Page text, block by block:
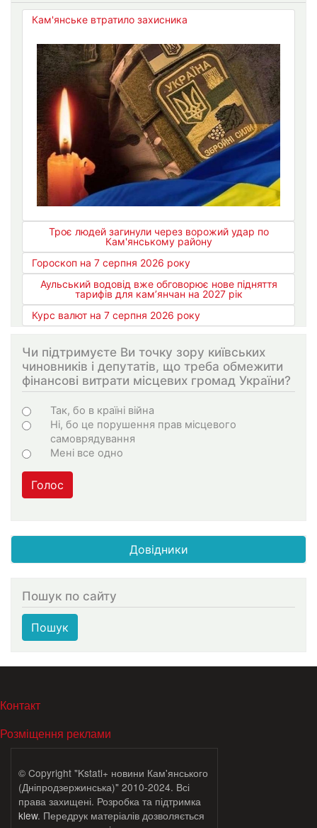
Кам'янське втратило захисника
Троє людей загинули через ворожий удар по
Кам'янському району
Гороскоп на 7 серпня 2026 року
Аульський водовід вже обговорює нове підняття
тарифів для кам’янчан на 2027 рік
Курс валют на 7 серпня 2026 року
Чи підтримуєте Ви точку зору київських
чиновників і депутатів, що треба обмежити
фінансові витрати місцевих громад України?
Choices
Так, бо в країні війна
Ні, бо це порушення прав місцевого
самоврядування
Мені все одно
Голос
Довідники
Пошук по сайту
Пошук
МЕНЮ В ПОДВАЛЕ
Контакт
Розміщення реклами
© Copyright "Kstati+ новини Кам'янського
(Дніпродзержинська)" 2010-2024. Всі
права захищені. Розробка та підтримка
klew. Передрук матеріалів дозволяється